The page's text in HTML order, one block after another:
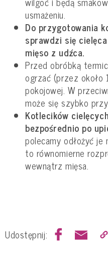
usmażeniu.
Do przygotowania
sprawdzi się
mięso z udźca.
Przed obróbką
ogrzać (przez
pokojowej. W
może się szybko
Kotlecików
bezpośrednio po
polecamy odłożyć
to równomierne
wewnątrz mięsa.
Udostępnij: